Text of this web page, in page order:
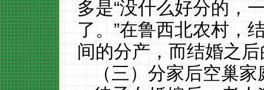
多是“没什么好分的，
了。”在鲁西北农村，
间的分产，而结婚之
（三）分家后空巢家